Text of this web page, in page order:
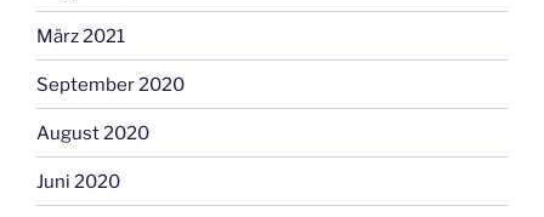
März 2021
September 2020
August 2020
Juni 2020